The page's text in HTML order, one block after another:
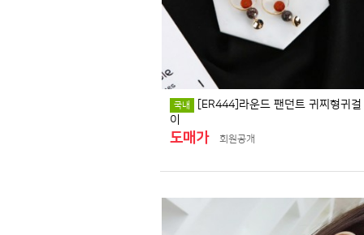
국내
[ER444]라운드 팬던트 귀찌형귀걸
이
도매가 회원공개